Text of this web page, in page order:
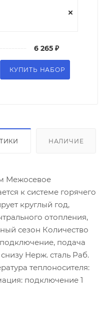
6 265 ₽
КУПИТЬ НАБОР
НАЛИЧИЕ
Межосевое
к системе горячего
круглый год,
отопления,
сезон Количество
подача
Нерж. сталь Раб.
теплоносителя:
подключение 1